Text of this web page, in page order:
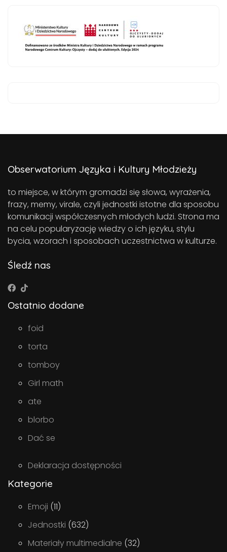
Obserwatorium Języka i Kultury Młodzieży
to miejsce, w którym gromadzi się słowa, wyrażenia,
frazy, memy, virale, czyli jednostki istotne dla sposobu
komunikacji współczesnych młodych ludzi. Strona ma
na celu popularyzację wiedzy o ich języku, stylu
bycia, wzorach i sposobach uczestnictwa w kulturze.
Śledź nas
Ostatnio dodane
foid
torta
tomboy
Girl math
ate
blorbo
Dać se
Deklaracja dostępności
Kategorie
Emoji (11)
Jednostki (632)
Materiały multimedialne (32)